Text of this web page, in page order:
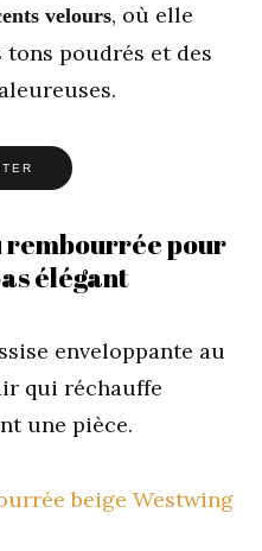
velours, où elle
poudrés et des
rembourrée pour
élégant
enveloppante au
qui réchauffe
une pièce.